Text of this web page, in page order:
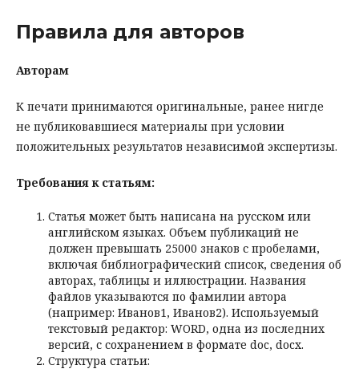
Правила для авторов
Авторам
К печати принимаются оригинальные, ранее нигде
не публиковавшиеся материалы при условии
положительных результатов независимой экспертизы.
Требования к статьям:
Статья может быть написана на русском или
английском языках. Объем публикаций не
должен превышать 25000 знаков с пробелами,
включая библиографический список, сведения об
авторах, таблицы и иллюстрации. Названия
файлов указываются по фамилии автора
(например: Иванов1, Иванов2). Используемый
текстовый редактор: WORD, одна из последних
версий, с сохранением в формате doc, docx.
Структура статьи: